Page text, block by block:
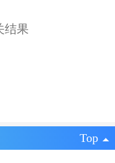
结果
Top